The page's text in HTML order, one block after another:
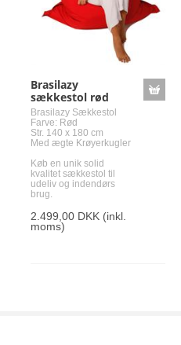
Brasilazy
sækkestol rød
Brasilazy Sækkestol
Farve: Rød
Str. 140 x 180 cm
Med ægte Krøyerkugler
Køb en unik solid
kvalitet sækkestol til
udeliv og indendørs
brug.
2.499,00 DKK (inkl.
moms)